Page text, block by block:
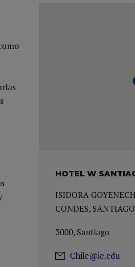
HOTEL W
ISIDORA
CONDES,
3000, Santiago
Chile@ie.edu